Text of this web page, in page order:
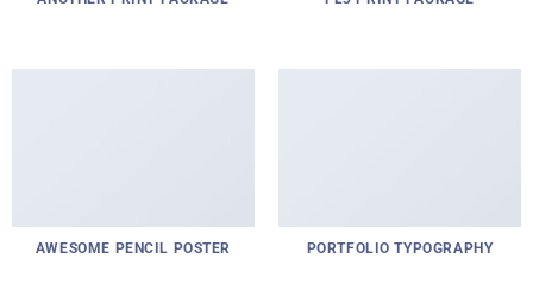
AWESOME PENCIL POSTER PORTFOLIO TYPOGRAPHY